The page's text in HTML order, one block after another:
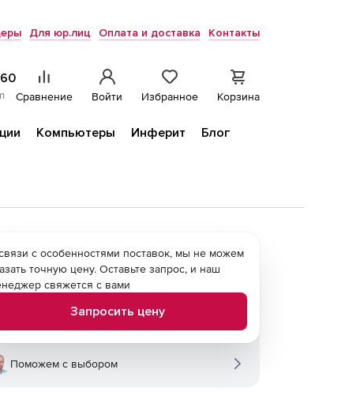
Для юр.лиц Оплата и доставка Контакты
Сравнение Войти Избранное Корзина
Компьютеры Инферит
Блог
с особенностями поставок, мы не можем
точную цену. Оставьте запрос, и наш
свяжется с вами
Запросить цену
Поможем с выбором